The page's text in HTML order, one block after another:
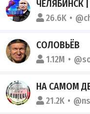
ЧЕЛЯБИНСК
26.6K
СОЛОВЬЁВ
1.12M
НА САМОМ
21.2K